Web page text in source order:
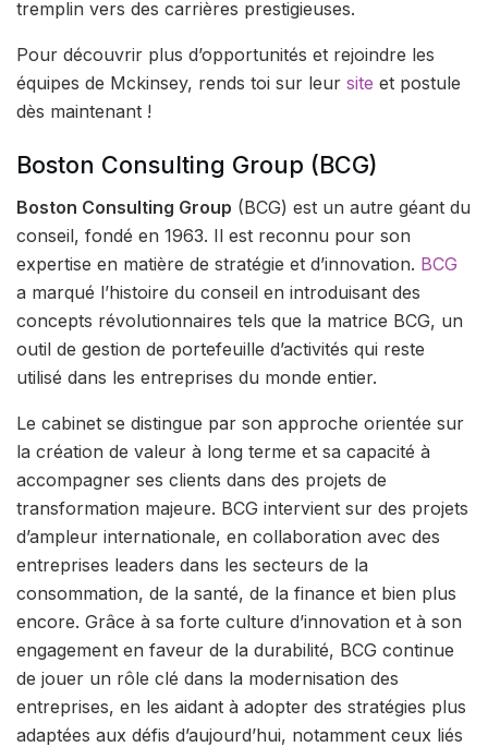
tremplin vers des carrières prestigieuses.
Pour découvrir plus d’opportunités et rejoindre les
équipes de Mckinsey, rends toi sur leur site et postule
dès maintenant !
Boston Consulting Group (BCG)
Boston Consulting Group (BCG) est un autre géant du
conseil, fondé en 1963. Il est reconnu pour son
expertise en matière de stratégie et d’innovation. BCG
a marqué l’histoire du conseil en introduisant des
concepts révolutionnaires tels que la matrice BCG, un
outil de gestion de portefeuille d’activités qui reste
utilisé dans les entreprises du monde entier.
Le cabinet se distingue par son approche orientée sur
la création de valeur à long terme et sa capacité à
accompagner ses clients dans des projets de
transformation majeure. BCG intervient sur des projets
d’ampleur internationale, en collaboration avec des
entreprises leaders dans les secteurs de la
consommation, de la santé, de la finance et bien plus
encore. Grâce à sa forte culture d’innovation et à son
engagement en faveur de la durabilité, BCG continue
de jouer un rôle clé dans la modernisation des
entreprises, en les aidant à adopter des stratégies plus
adaptées aux défis d’aujourd’hui, notamment ceux liés